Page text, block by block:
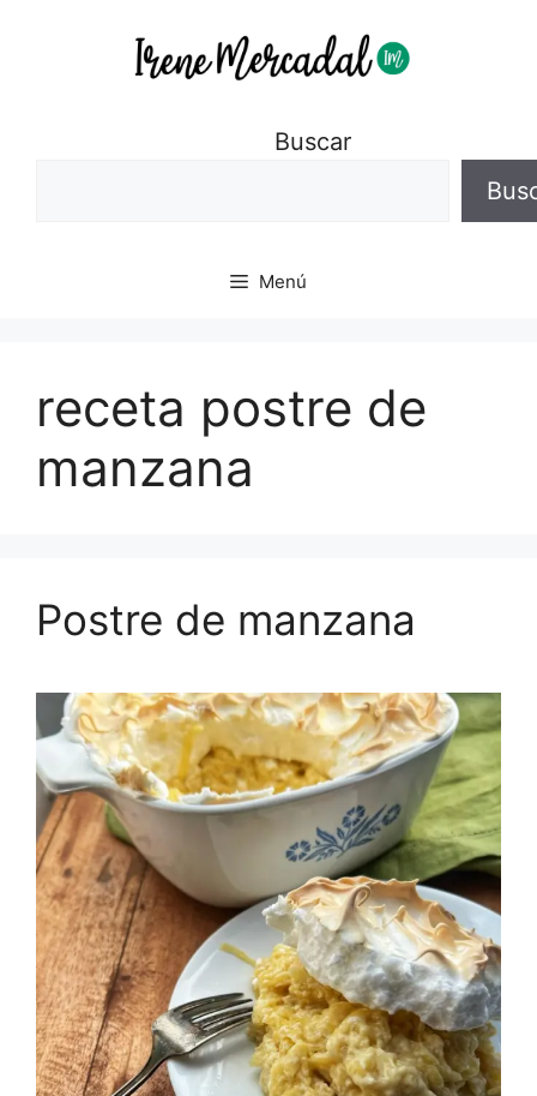
Buscar
Menú
receta postre de
manzana
Postre de manzana